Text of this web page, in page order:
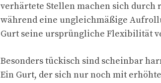
verhärtete Stellen machen sich durch
während eine ungleichmäßige
Gurt seine ursprüngliche Flexibilität
Besonders tückisch sind scheinbar
Ein Gurt, der sich nur noch mit